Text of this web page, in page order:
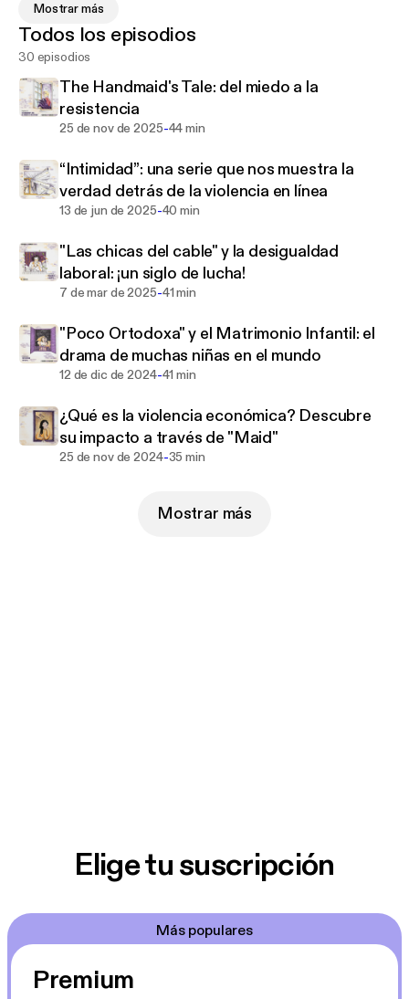
📰 Síguenos en nuestra Newsletter:
rusa.substack.com
🎈 Página:http://alucine.co/
🩵 Instagram: alucine_co
Substack:https://substack.com/@munecarusa
Patreon:https://www.patreon.com/munecarusa
Mostrar más
Todos los episodios
30 episodios
The Handmaid's Tale: del miedo a la
resistencia
25 de nov de 2025-44 min
“Intimidad”: una serie que nos muestra la
verdad detrás de la violencia en línea
13 de jun de 2025-40 min
"Las chicas del cable" y la desigualdad
laboral: ¡un siglo de lucha!
7 de mar de 2025-41 min
"Poco Ortodoxa" y el Matrimonio Infantil: el
drama de muchas niñas en el mundo
12 de dic de 2024-41 min
¿Qué es la violencia económica? Descubre
su impacto a través de "Maid"
25 de nov de 2024-35 min
Mostrar más
Elige tu suscripción
Más populares
Premium